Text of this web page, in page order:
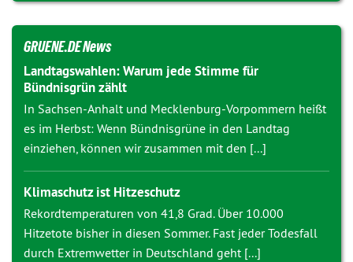
GRUENE.DE News
Landtagswahlen: Warum jede Stimme für
Bündnisgrün zählt
In Sachsen-Anhalt und Mecklenburg-Vorpommern heißt
es im Herbst: Wenn Bündnisgrüne in den Landtag
einziehen, können wir zusammen mit den [...]
Klimaschutz ist Hitzeschutz
Rekordtemperaturen von 41,8 Grad. Über 10.000
Hitzetote bisher in diesen Sommer. Fast jeder Todesfall
durch Extremwetter in Deutschland geht [...]